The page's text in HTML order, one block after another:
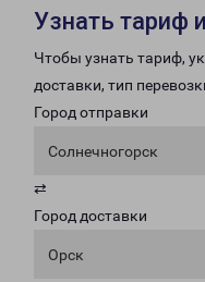
Узнать тариф
Чтобы узнать тариф,
доставки, тип
Город отправки
Солнечногорск
⇄
Город доставки
Орск